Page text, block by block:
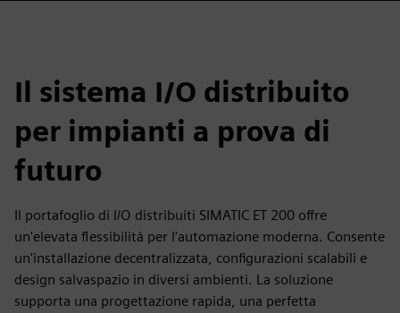
Il sistema I/O distribuito
per impianti a prova di
futuro
Il portafoglio di I/O distribuiti SIMATIC ET 200 offre
un'elevata flessibilità per l'automazione moderna. Consente
un'installazione decentralizzata, configurazioni scalabili e
design salvaspazio in diversi ambienti. La soluzione
supporta una progettazione rapida, una perfetta